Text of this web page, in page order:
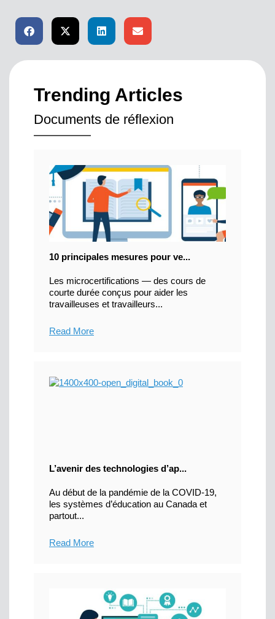
Trending Articles
Documents de réflexion
10 principales mesures pour ve...
Les microcertifications — des cours de
courte durée conçus pour aider les
travailleuses et travailleurs...
Read More
L’avenir des technologies d’ap...
Au début de la pandémie de la COVID-19,
les systèmes d’éducation au Canada et
partout...
Read More